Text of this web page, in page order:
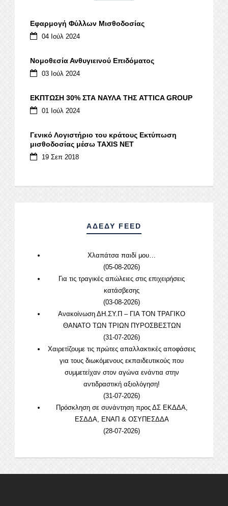
Εφαρμογή Φύλλων Μισθοδοσίας
04 Ιούλ 2024
Νομοθεσία Ανθυγιεινού Επιδόματος
03 Ιούλ 2024
ΕΚΠΤΩΣΗ 30% ΣΤΑ ΝΑΥΛΑ ΤΗΣ ATTICA GROUP
01 Ιούλ 2024
Γενικό Λογιστήριο του κράτους Εκτύπωση
μισθοδοσίας μέσω ΤΑΧΙS NET
19 Σεπ 2018
ΑΔΕΔΥ FEED
Χλαπάτσα παιδί μου…
(05-08-2026)
Για τις τραγικές απώλειες στις επιχειρήσεις
κατάσβεσης
(03-08-2026)
Ανακοίνωση ΔΗ.ΣΥ.Π – ΓΙΑ ΤΟΝ ΤΡΑΓΙΚΟ
ΘΑΝΑΤΟ ΤΩΝ ΤΡΙΩΝ ΠΥΡΟΣΒΕΣΤΩΝ
(31-07-2026)
Χαιρετίζουμε τις πρώτες απαλλακτικές αποφάσεις
για τους διωκόμενους εκπαιδευτικούς που
συμμετείχαν στον αγώνα ενάντια στην
αντιδραστική αξιολόγηση!
(31-07-2026)
Πρόσκληση σε συνάντηση προς ΔΣ ΕΚΔΔΑ,
ΕΣΔΔΑ, ΕΝΑΠ & ΟΣΥΠΕΣΔΔΑ
(28-07-2026)